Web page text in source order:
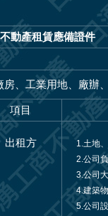
不動產租賃應備證件
房、工業用地、廠辦
項目
出租方
1.土地
2.公司
3.公司
4.建築
5.公司